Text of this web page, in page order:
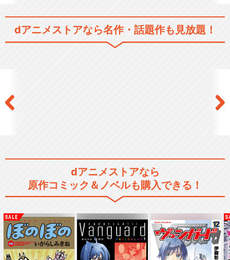
dアニメストアなら名作・話題作も見放題！
dアニメストアなら
原作コミック＆ノベルも購入できる！